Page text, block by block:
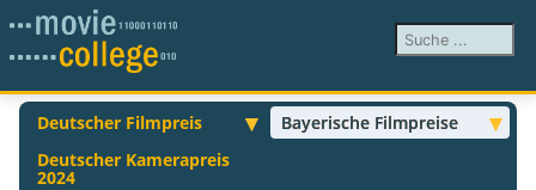
Suchen ...
Deutscher Filmpreis
Bayerische Filmpreise
Deutscher Kamerapreis
2024